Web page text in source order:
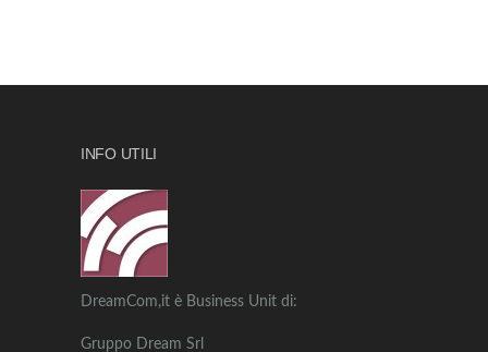
INFO UTILI
DreamCom,it è Business Unit di:
Gruppo Dream Srl